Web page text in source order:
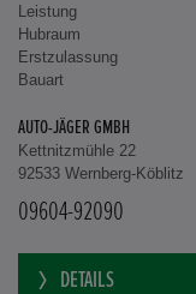
Leistung
Hubraum
Erstzulassung
Bauart
AUTO-JÄGER GMBH
Kettnitzmühle 22
92533 Wernberg-Köblitz
09604-92090
DETAILS